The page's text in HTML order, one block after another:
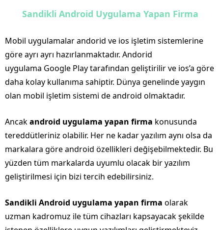
Sandikli Android Uygulama Yapan Firma
Mobil uygulamalar andorid ve ios işletim sistemlerine
göre ayrı ayrı hazırlanmaktadır. Andorid
uygulama Google Play tarafından geliştirilir ve ios’a göre
daha kolay kullanıma sahiptir. Dünya genelinde yaygın
olan mobil işletim sistemi de android olmaktadır.
Ancakandroid uygulama yapan firma konusunda
tereddütleriniz olabilir. Her ne kadar yazılım aynı olsa da
markalara göre android özellikleri değişebilmektedir. Bu
yüzden tüm markalarda uyumlu olacak bir yazılım
geliştirilmesi için bizi tercih edebilirsiniz.
Sandikli Android uygulama yapan firma olarak
uzman kadromuz ile tüm cihazları kapsayacak şekilde